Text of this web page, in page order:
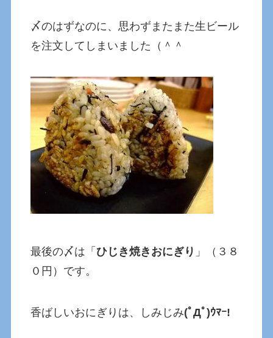
〆のはずなのに、思わずまたまた生ビール
を注文してしまいました（＾＾
最後の〆は「ひじき焼きおにぎり 」（３８
０円）です。
香ばしいおにぎりは、しみじみ(ﾟДﾟ)ｳﾏｰ!